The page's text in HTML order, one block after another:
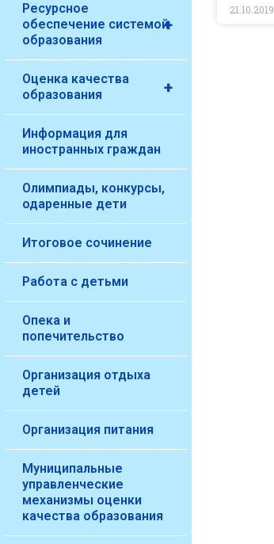
+
Ресурсное
обеспечение системой
образования
+
Оценка качества
образования
Информация для
иностранных граждан
Олимпиады, конкурсы,
одаренные дети
Итоговое сочинение
Работа с детьми
Опека и
попечительство
Организация отдыха
детей
Организация питания
Муниципальные
управленческие
механизмы оценки
качества образования
21.10.2019